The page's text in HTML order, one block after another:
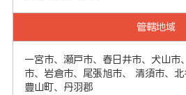
管轄地域
一宮市、瀬戸市、春日井市、犬山市
市、岩倉市、尾張旭市、 清須市、
豊山町、丹羽郡